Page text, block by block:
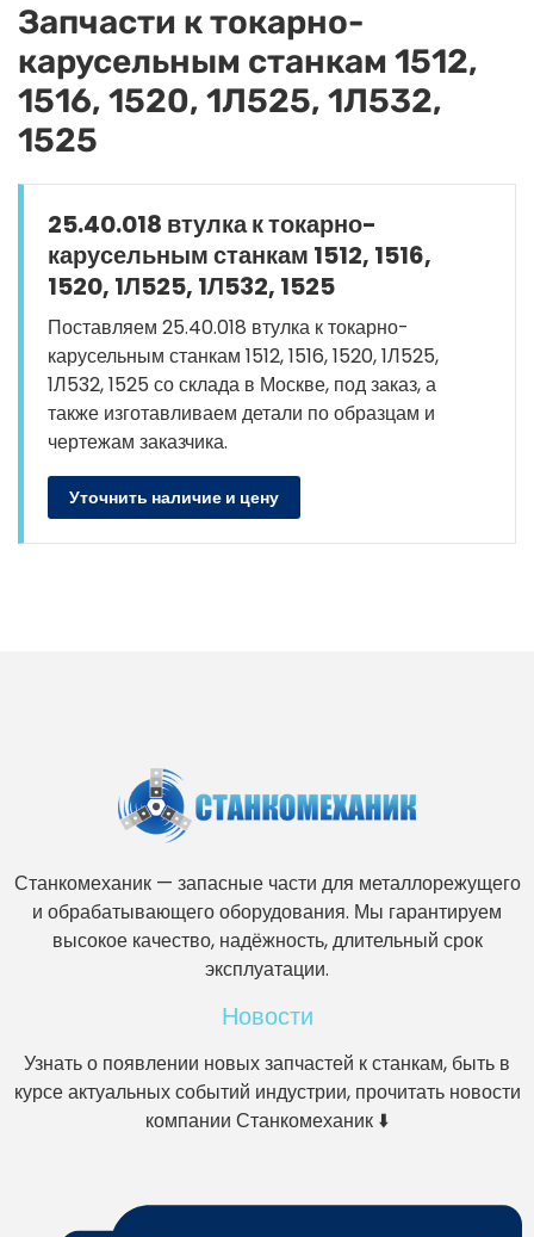
Запчасти к токарно-
карусельным станкам 1512,
1516, 1520, 1Л525, 1Л532,
1525
25.40.018 втулка к токарно-
карусельным станкам 1512, 1516,
1520, 1Л525, 1Л532, 1525
Поставляем 25.40.018 втулка к токарно-
карусельным станкам 1512, 1516, 1520, 1Л525,
1Л532, 1525 со склада в Москве, под заказ, а
также изготавливаем детали по образцам и
чертежам заказчика.
Уточнить наличие и цену
Станкомеханик — запасные части для металлорежущего
и обрабатывающего оборудования. Мы гарантируем
высокое качество, надёжность, длительный срок
эксплуатации.
Новости
Узнать о появлении новых запчастей к станкам, быть в
курсе актуальных событий индустрии, прочитать новости
компании Станкомеханик ⬇️